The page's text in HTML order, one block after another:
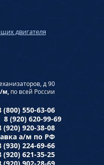
двигателя
д 90
м, по всей России
(800) 550-63-06
8 (920) 620-99-69
(920) 920-38-08
а/м по РФ
(930) 224-69-66
(920) 621-35-25